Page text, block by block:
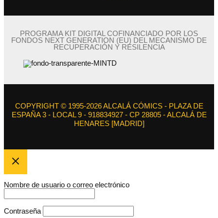
PROGRAMA KIT DIGITAL COFINANCIADO POR LOS
FONDOS NEXT GENERATION (EU) DEL MECANISMO DE
RECUPERACIÓN Y RESILENCIA
COPYRIGHT © 1995-2026 ALCALÁ CÓMICS - PLAZA DE
ESPAÑA 3 - LOCAL 9 - 918834927 - CP 28805 - ALCALÁ DE
HENARES [MADRID]
Nombre de usuario o correo electrónico
Contraseña